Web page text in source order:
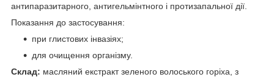
антипаразитарного, антигельмінтного і протизапальної дії.
Показання до застосування:
при глистових інвазіях;
для очищення організму.
Склад: масляний екстракт зеленого волоського горіха, з